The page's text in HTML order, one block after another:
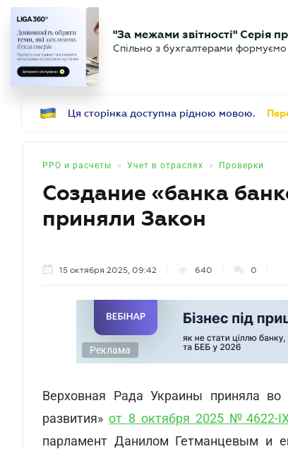
БУХГАЛТЕР Новости Аналитика
"За межами звітності" Серія
Спільно з бухгалтерами
Ця сторінка доступна рідною мовою.
РРО и расчеты • Учет в отраслях • Проверки
Создание «банка
приняли Закон
15 октября 2025, 09:42 640 0
Реклама
Верховная Рада Украины приняла
развития»от 8 октября 2025 №4622-
парламент Данилом Гетманцевым и